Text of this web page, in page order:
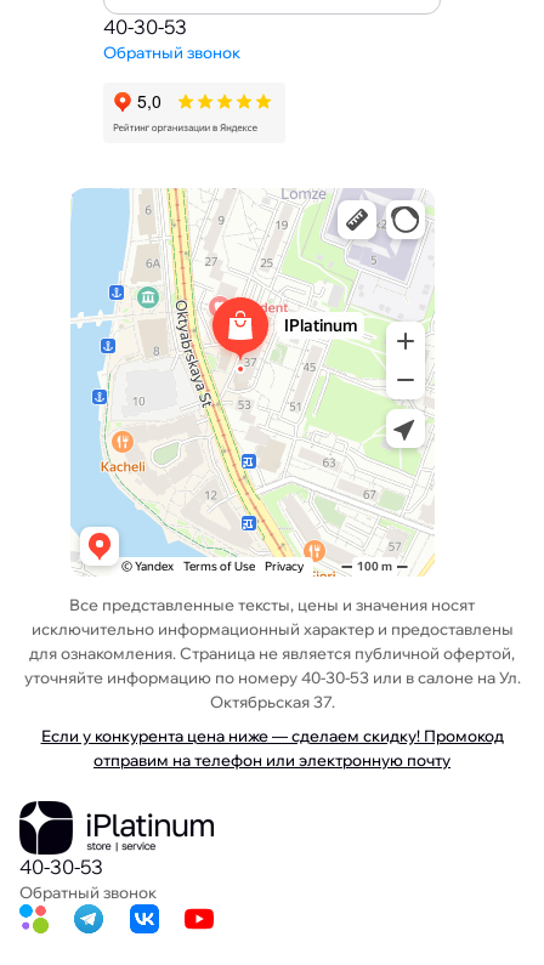
40-30-53
Обратный звонок
Все представленные тексты, цены и значения носят
исключительно информационный характер и предоставлены
для ознакомления. Страница не является публичной офертой,
уточняйте информацию по номеру 40-30-53 или в салоне на Ул.
Октябрьская 37.
Если у конкурента цена ниже — сделаем скидку! Промокод
отправим на телефон или электронную почту
40-30-53
Обратный звонок